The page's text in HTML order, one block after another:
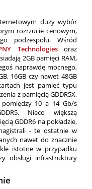
duży wybór
rozrzucie cenowym,
podzespołu. Wśród
Technologiesoraz
2GB pamięci RAM,
naprawdę mocnego,
16GB czy nawet 48GB
jest pamięć typu
z pamięcią GDDR5X,
pomiędzy 10 a 14 Gb/s
Nieco większą
GDDR6 na pokładzie,
- te ostatnie w
nawet do znacznie
istotne w przypadku
obsługi infrastruktury